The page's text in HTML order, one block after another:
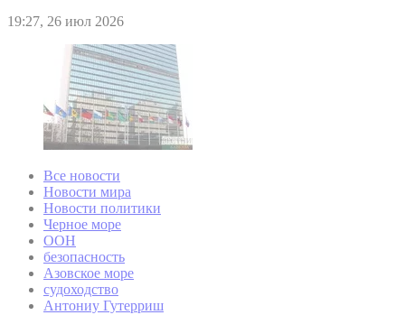
19:27, 26 июл 2026
Все новости
Новости мира
Новости политики
Черное море
ООН
безопасность
Азовское море
судоходство
Антониу Гутерриш